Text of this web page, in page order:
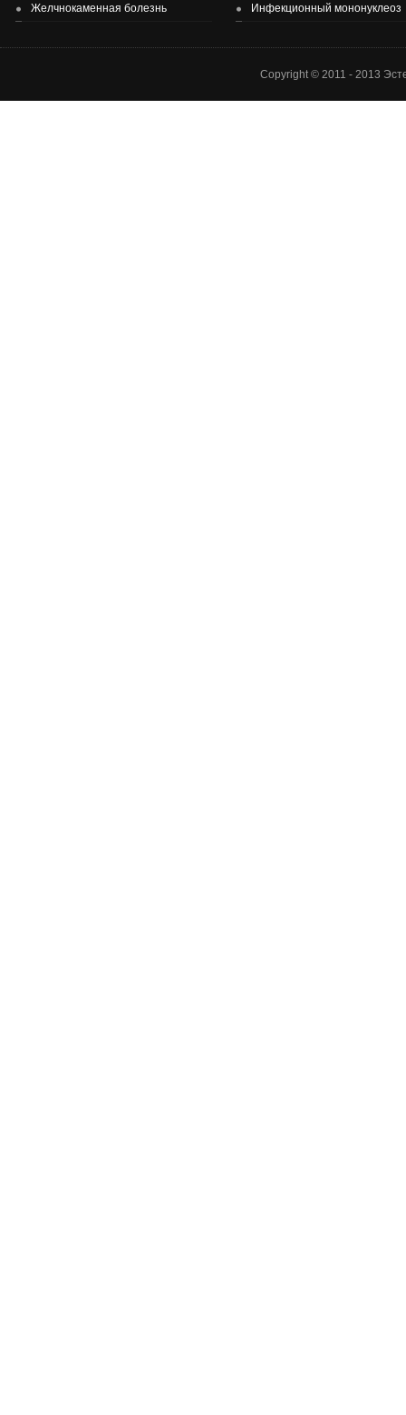
Желчнокаменная болезнь Инфекционный мононуклеоз
Copyright © 2011 - 2013